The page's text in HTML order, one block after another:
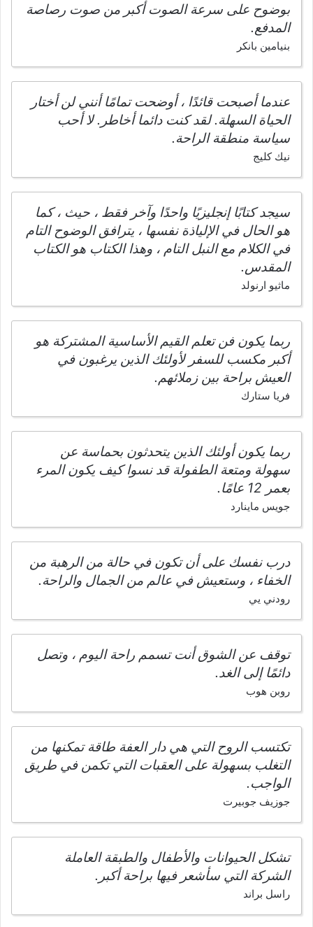
بوضوح على سرعة الصوت أكبر من صوت رصاصة
المدفع.
بنيامين بانكر
عندما أصبحت قائدًا ، أوضحت تمامًا أنني لن أختار
الحياة السهلة. لقد كنت دائما أخاطر. لا أحب
سياسة منطقة الراحة.
نيك كليج
سيجد كتابًا إنجليزيًا واحدًا وآخر فقط ، حيث ، كما
هو الحال في الإلياذة نفسها ، يترافق الوضوح التام
في الكلام مع النبل التام ، وهذا الكتاب هو الكتاب
المقدس.
ماثيو ارنولد
ربما يكون فن تعلم القيم الأساسية المشتركة هو
أكبر مكسب للسفر لأولئك الذين يرغبون في
العيش براحة بين زملائهم.
فريا ستارك
ربما يكون أولئك الذين يتحدثون بحماسة عن
سهولة ومتعة الطفولة قد نسوا كيف يكون المرء
بعمر 12 عامًا.
جويس ماينارد
درب نفسك على أن تكون في حالة من الرهبة من
الخفاء ، وستعيش في عالم من الجمال والراحة.
رودني يي
توقف عن الشوق أنت تسمم راحة اليوم ، وتصل
دائمًا إلى الغد.
روبن هوب
تكتسب الروح التي هي دار العفة طاقة تمكنها من
التغلب بسهولة على العقبات التي تكمن في طريق
الواجب.
جوزيف جوبيرت
تشكل الحيوانات والأطفال والطبقة العاملة
الشركة التي سأشعر فيها براحة أكبر.
راسل براند